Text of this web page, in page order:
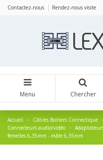
Contactez-nous Rendez-nous visite
Menu Chercher
Accueil Câbles Boitiers Connectique
Connecteurs audio/vidéo
femelles 6,35mm - mâle 6,35mm
Panneau de gestion des cookies